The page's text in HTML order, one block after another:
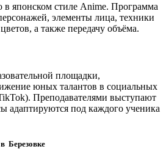
японском стиле Anime. Программа
элементы лица, техники
а также передачу объёма.
площадки,
юных талантов в социальных
Преподавателями выступают
адаптируются под каждого ученика
Березовке